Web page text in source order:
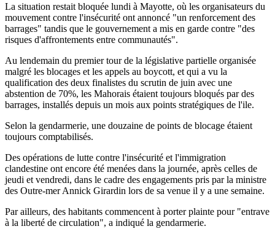
La situation restait bloquée lundi à Mayotte, où les organisateurs du
mouvement contre l'insécurité ont annoncé "un renforcement des
barrages" tandis que le gouvernement a mis en garde contre "des
risques d'affrontements entre communautés".
Au lendemain du premier tour de la législative partielle organisée
malgré les blocages et les appels au boycott, et qui a vu la
qualification des deux finalistes du scrutin de juin avec une
abstention de 70%, les Mahorais étaient toujours bloqués par des
barrages, installés depuis un mois aux points stratégiques de l'ile.
Selon la gendarmerie, une douzaine de points de blocage étaient
toujours comptabilisés.
Des opérations de lutte contre l'insécurité et l'immigration
clandestine ont encore été menées dans la journée, après celles de
jeudi et vendredi, dans le cadre des engagements pris par la ministre
des Outre-mer Annick Girardin lors de sa venue il y a une semaine.
Par ailleurs, des habitants commencent à porter plainte pour "entrave
à la liberté de circulation", a indiqué la gendarmerie.